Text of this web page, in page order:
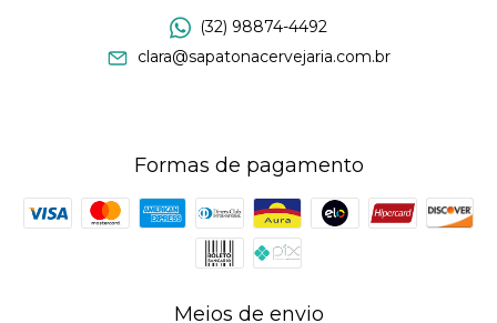
(32) 98874-4492
clara@sapatonacervejaria.com.br
Formas de pagamento
Meios de envio